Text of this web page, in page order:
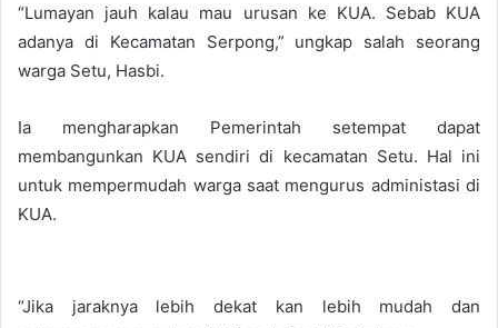
“Lumayan jauh kalau mau urusan ke KUA. Sebab KUA
adanya di Kecamatan Serpong,” ungkap salah seorang
warga Setu, Hasbi.
Ia mengharapkan Pemerintah setempat dapat
membangunkan KUA sendiri di kecamatan Setu. Hal ini
untuk mempermudah warga saat mengurus administasi di
KUA.
“Jika jaraknya lebih dekat kan lebih mudah dan